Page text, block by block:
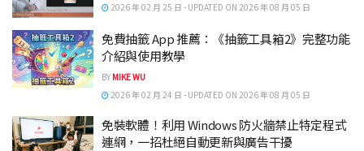
2026 年 02 月 25 日 - UPDATED ON 2026 年 08 月 05 日
免費抽籤 App 推薦：《抽籤工具箱2》完整功能
介紹與使用教學
BY MIKE WU
2026 年 02 月 24 日 - UPDATED ON 2026 年 08 月 05 日
免裝軟體！利用 Windows 防火牆禁止特定程式
連網，一招杜絕自動更新與廣告干擾